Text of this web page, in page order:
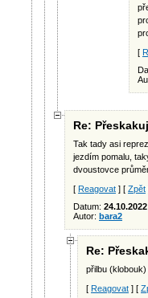
[
Re:
Tak tady asi
jezdím pomalu,
dvoustovce
[ Reagovat ] [ Zpět
Datum: 24.10.2022
Autor: bara2
Re:
přilbu (klobouk)
[ Reagovat ] [